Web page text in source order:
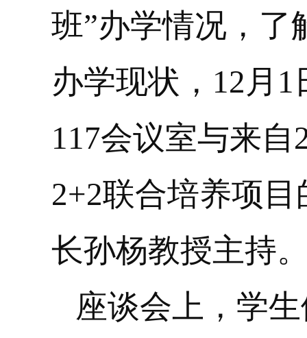
班”办学情况，了
办学现状， 12 月 1
117会议室与来自
2+2联合培养项
长孙杨教授主持
座谈会上，学